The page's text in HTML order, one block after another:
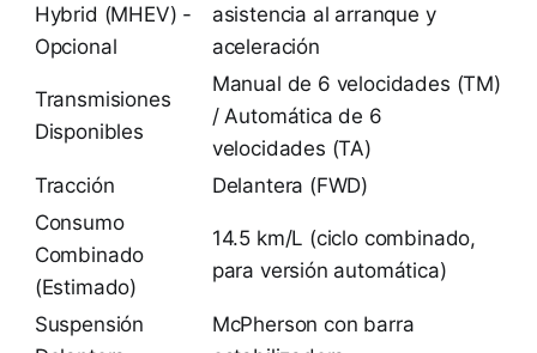
Hybrid (MHEV) -
Opcional
asistencia al arranque y
aceleración
Transmisiones
Disponibles
Manual de 6 velocidades (TM)
/ Automática de 6
velocidades (TA)
Tracción
Delantera (FWD)
Consumo
Combinado
(Estimado)
14.5 km/L (ciclo combinado,
para versión automática)
Suspensión
McPherson con barra